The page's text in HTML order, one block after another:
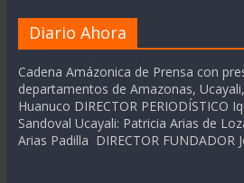
Diario Ahora
Cadena Amázonica de Prensa con
departamentos de Amazonas,
Huanuco DIRECTOR PERIODÍSTICO
Sandoval Ucayali: Patricia Arias de
Arias Padilla DIRECTOR FUNDADOR